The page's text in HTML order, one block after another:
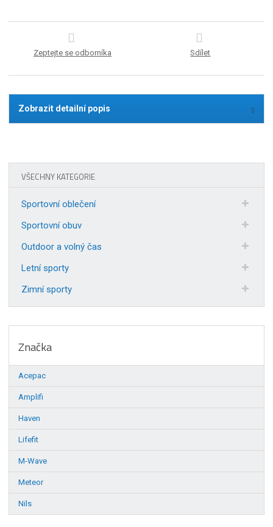
Zeptejte se odborníka Sdílet
Zobrazit detailní popis
VŠECHNY KATEGORIE
Sportovní oblečení
Sportovní obuv
Outdoor a volný čas
Letní sporty
Zimní sporty
Značka
Acepac
Amplifi
Haven
Lifefit
M-Wave
Meteor
Nils